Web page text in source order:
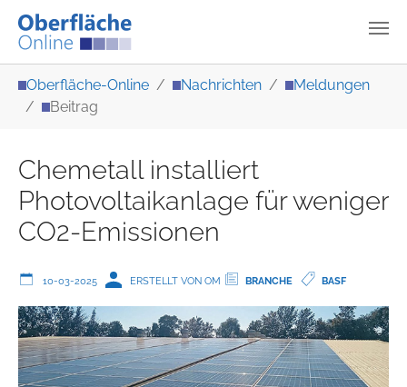
Oberfläche-Online Nachrichten
Meldungen
Beitrag
Chemetall installiert
Photovoltaikanlage für weniger
CO2-Emissionen
10-03-2025 ERSTELLT VON OM BRANCHE BASF